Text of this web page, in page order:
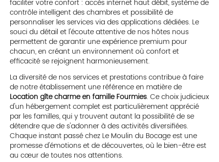
faciliter votre confort : accès internet haut débit, système de
contrôle intelligent des chambres et possibilité de
personnaliser les services via des applications dédiées. Le
souci du détail et l'écoute attentive de nos hôtes nous
permettent de garantir une expérience premium pour
chacun, en créant un environnement où confort et
efficacité se rejoignent harmonieusement.
La diversité de nos services et prestations contribue à faire
de notre établissement une référence en matière de
Location gîte charme en famille Fourmies. Ce choix judicieux
d'un hébergement complet est particulièrement apprécié
par les familles, qui y trouvent autant la possibilité de se
détendre que de s'adonner à des activités diversifiées.
Chaque instant passé chez Le Moulin du Bocage est une
promesse d'émotions et de découvertes, où le bien-être est
au cœur de toutes nos attentions.